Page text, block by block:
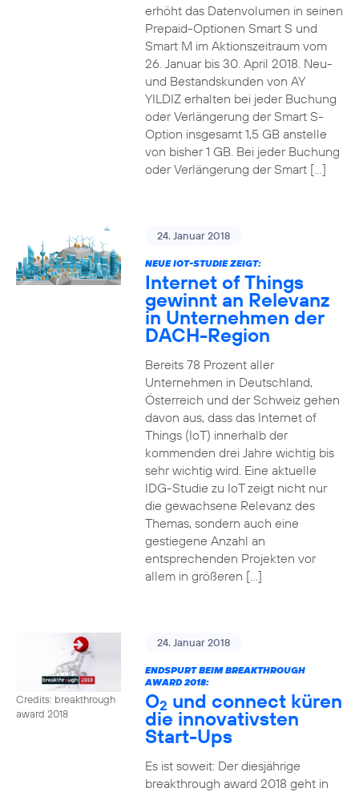
erhöht das Datenvolumen in seinen
Prepaid-Optionen Smart S und
Smart M im Aktionszeitraum vom
26. Januar bis 30. April 2018. Neu-
und Bestandskunden von AY
YILDIZ erhalten bei jeder Buchung
oder Verlängerung der Smart S-
Option insgesamt 1,5 GB anstelle
von bisher 1 GB. Bei jeder Buchung
oder Verlängerung der Smart […]
24. Januar 2018
NEUE IOT-STUDIE ZEIGT:
Internet of Things
gewinnt an Relevanz
in Unternehmen der
DACH-Region
Bereits 78 Prozent aller
Unternehmen in Deutschland,
Österreich und der Schweiz gehen
davon aus, dass das Internet of
Things (IoT) innerhalb der
kommenden drei Jahre wichtig bis
sehr wichtig wird. Eine aktuelle
IDG-Studie zu IoT zeigt nicht nur
die gewachsene Relevanz des
Themas, sondern auch eine
gestiegene Anzahl an
entsprechenden Projekten vor
allem in größeren […]
Credits: breakthrough
award 2018
24. Januar 2018
ENDSPURT BEIM BREAKTHROUGH
AWARD 2018:
O2 und connect küren
die innovativsten
Start-Ups
Es ist soweit: Der diesjährige
breakthrough award 2018 geht in